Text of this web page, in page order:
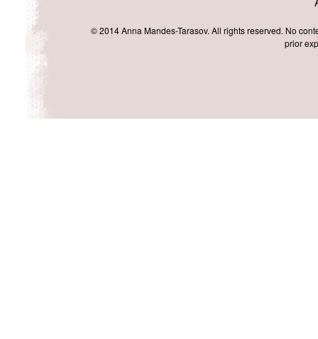
© 2014 Anna Mandes-Tarasov. All rights reserved. No
prior